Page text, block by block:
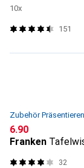
10x
151
Zubehör Präsentieren
CHF
6.90
Franken
32